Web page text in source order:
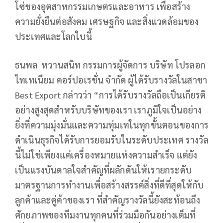
โซ่ของอุตสาหกรรมเกษตรและอาหาร เพื่อสร้าง
ความยั่งยืนต่อสังคม เศรษฐกิจ และสิ่งแวดล้อมของ
ประเทศและโลกใบนี้
ธนพล หวานสนิท กรรมการผู้จัดการ บริษัท โปรลอก
ไทเทเนียม คอร์ปอเรชั่น จํากัด ผู้ได้รับรางวัลในสาขา
Best Export กล่าวว่า “การได้รับรางวัลถือเป็นเกียรติ
อย่างสูงสุดสำหรับบริษัทของเรา เราภูมิใจเป็นอย่าง
ยิ่งที่ความมุ่งมั่นและความทุ่มเทในทุกขั้นตอนของการ
ดำเนินธุรกิจได้รับการยอมรับในระดับประเทศ รางวัล
นี้ไม่ใช่เพียงแค่เครื่องหมายแห่งความสำเร็จ แต่ยัง
เป็นแรงบันดาลใจสำคัญที่ผลักดันให้เรายกระดับ
มาตรฐานการทำงานเพื่อสร้างสรรค์สิ่งที่ดีที่สุดให้กับ
ลูกค้าและคู่ค้าของเรา ที่สำคัญรางวัลนี้ยังสะท้อนถึง
ศักยภาพของทีมงานทุกคนที่ร่วมมือกันอย่างเต็มที่